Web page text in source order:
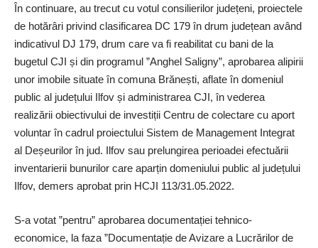
În continuare, au trecut cu votul consilierilor județeni, proiectele
de hotărâri privind clasificarea DC 179 în drum județean având
indicativul DJ 179, drum care va fi reabilitat cu bani de la
bugetul CJI și din programul ”Anghel Saligny”, aprobarea alipirii
unor imobile situate în comuna Brănești, aflate în domeniul
public al județului Ilfov și administrarea CJI, în vederea
realizării obiectivului de investiții Centru de colectare cu aport
voluntar în cadrul proiectului Sistem de Management Integrat
al Deșeurilor în jud. Ilfov sau prelungirea perioadei efectuării
inventarierii bunurilor care aparțin domeniului public al județului
Ilfov, demers aprobat prin HCJI 113/31.05.2022.
S-a votat ”pentru” aprobarea documentației tehnico-
economice, la faza ”Documentație de Avizare a Lucrărilor de